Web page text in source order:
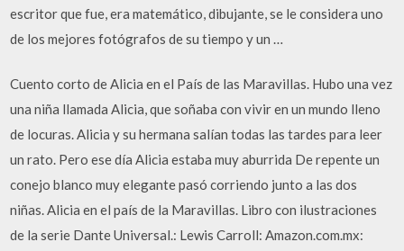
escritor que fue, era matemático, dibujante, se le considera uno
de los mejores fotógrafos de su tiempo y un …
Cuento corto de Alicia en el País de las Maravillas. Hubo una vez
una niña llamada Alicia, que soñaba con vivir en un mundo lleno
de locuras. Alicia y su hermana salían todas las tardes para leer
un rato. Pero ese día Alicia estaba muy aburrida De repente un
conejo blanco muy elegante pasó corriendo junto a las dos
niñas. Alicia en el país de la Maravillas. Libro con ilustraciones
de la serie Dante Universal.: Lewis Carroll: Amazon.com.mx: